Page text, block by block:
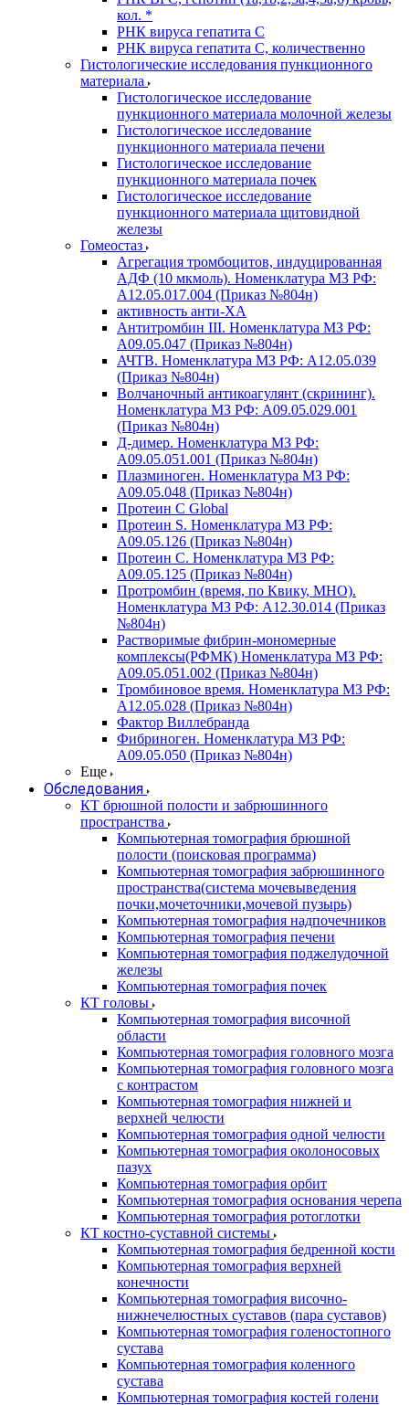
кол. *
РНК вируса гепатита C
РНК вируса гепатита C, количественно
Гистологические исследования пункционного
материала
Гистологическое исследование
пункционного материала молочной железы
Гистологическое исследование
пункционного материала печени
Гистологическое исследование
пункционного материала почек
Гистологическое исследование
пункционного материала щитовидной
железы
Гомеостаз
Агрегация тромбоцитов, индуцированная
АДФ (10 мкмоль). Номенклатура МЗ РФ:
A12.05.017.004 (Приказ №804н)
активность анти-ХА
Антитромбин III. Номенклатура МЗ РФ:
A09.05.047 (Приказ №804н)
АЧТВ. Номенклатура МЗ РФ: A12.05.039
(Приказ №804н)
Волчаночный антикоагулянт (скрининг).
Номенклатура МЗ РФ: A09.05.029.001
(Приказ №804н)
Д-димер. Номенклатура МЗ РФ:
A09.05.051.001 (Приказ №804н)
Плазминоген. Номенклатура МЗ РФ:
A09.05.048 (Приказ №804н)
Протеин C Global
Протеин S. Номенклатура МЗ РФ:
A09.05.126 (Приказ №804н)
Протеин С. Номенклатура МЗ РФ:
A09.05.125 (Приказ №804н)
Протромбин (время, по Квику, МНО).
Номенклатура МЗ РФ: A12.30.014 (Приказ
№804н)
Растворимые фибрин-мономерные
комплексы(РФМК) Номенклатура МЗ РФ:
A09.05.051.002 (Приказ №804н)
Тромбиновое время. Номенклатура МЗ РФ:
A12.05.028 (Приказ №804н)
Фактор Виллебранда
Фибриноген. Номенклатура МЗ РФ:
A09.05.050 (Приказ №804н)
Еще
Обследования
КТ брюшной полости и забрюшинного
пространства
Компьютерная томография брюшной
полости (поисковая программа)
Компьютерная томография забрюшинного
пространства(система мочевыведения
почки,мочеточники,мочевой пузырь)
Компьютерная томография надпочечников
Компьютерная томография печени
Компьютерная томография поджелудочной
железы
Компьютерная томография почек
КТ головы
Компьютерная томография височной
области
Компьютерная томография головного мозга
Компьютерная томография головного мозга
с контрастом
Компьютерная томография нижней и
верхней челюсти
Компьютерная томография одной челюсти
Компьютерная томография околоносовых
пазух
Компьютерная томография орбит
Компьютерная томография основания черепа
Компьютерная томография ротоглотки
КТ костно-суставной системы
Компьютерная томография бедренной кости
Компьютерная томография верхней
конечности
Компьютерная томография височно-
нижнечелюстных суставов (пара суставов)
Компьютерная томография голеностопного
сустава
Компьютерная томография коленного
сустава
Компьютерная томография костей голени